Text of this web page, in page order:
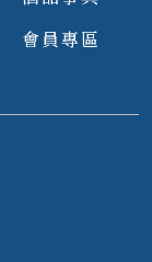
會員專區